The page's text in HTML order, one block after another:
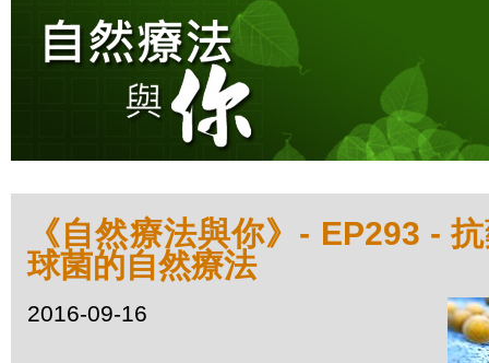
《自然療法與你》- EP293 -
球菌的自然療法
2016-09-16